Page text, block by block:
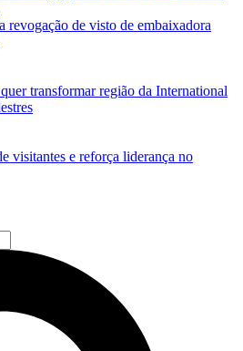
revogação de visto de embaixadora
transformar região da International
visitantes e reforça liderança no